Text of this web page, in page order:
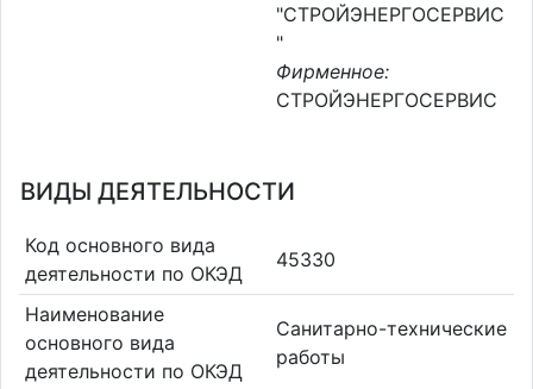
"СТРОЙЭНЕРГОСЕРВИС
"
Фирменное:
СТРОЙЭНЕРГОСЕРВИС
ВИДЫ ДЕЯТЕЛЬНОСТИ
Код основного вида
деятельности по ОКЭД
45330
Наименование
основного вида
деятельности по ОКЭД
Санитарно-технические
работы